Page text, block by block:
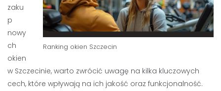
Ranking okien Szczecin
zaku
p
nowy
ch
okien
w Szczecinie, warto zwrócić uwagę na kilka kluczowych
cech, które wpływają na ich jakość oraz funkcjonalność.